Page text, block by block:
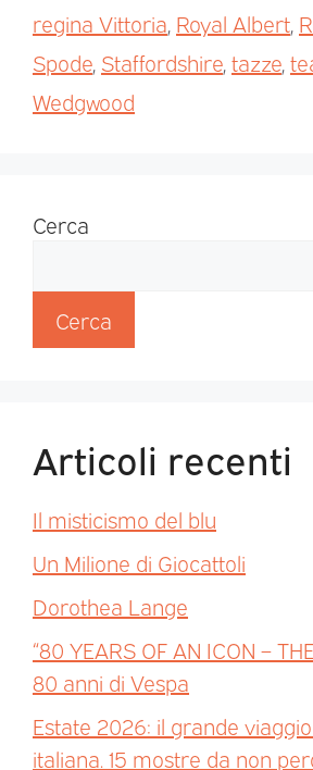
regina Vittoria, Royal Albert,
Spode, Staffordshire,tazze,
Wedgwood
Cerca
Cerca
Articoli recenti
Il misticismo del blu
Un Milione di Giocattoli
Dorothea Lange
“80 YEARS OF AN ICON –
80 anni di Vespa
Estate 2026: il grande viaggio
italiana. 15 mostre da non